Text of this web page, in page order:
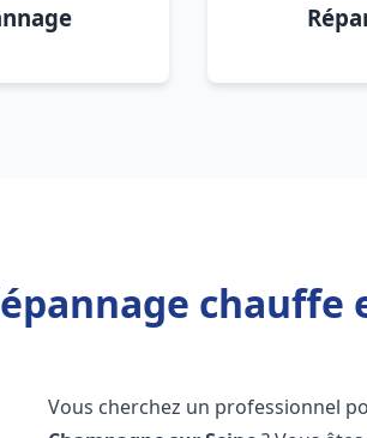
chauffe
Vous cherchez un professionnel